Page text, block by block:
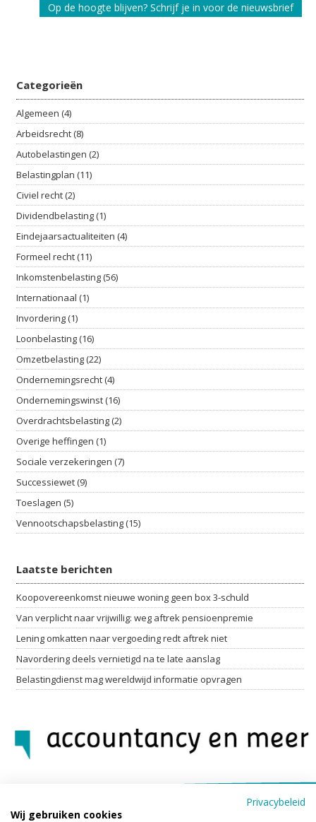
Op de hoogte blijven? Schrijf je in voor de nieuwsbrief
Categorieën
Algemeen (4)
Arbeidsrecht (8)
Autobelastingen (2)
Belastingplan (11)
Civiel recht (2)
Dividendbelasting (1)
Eindejaarsactualiteiten (4)
Formeel recht (11)
Inkomstenbelasting (56)
Internationaal (1)
Invordering (1)
Loonbelasting (16)
Omzetbelasting (22)
Ondernemingsrecht (4)
Ondernemingswinst (16)
Overdrachtsbelasting (2)
Overige heffingen (1)
Sociale verzekeringen (7)
Successiewet (9)
Toeslagen (5)
Vennootschapsbelasting (15)
Laatste berichten
Koopovereenkomst nieuwe woning geen box 3-schuld
Van verplicht naar vrijwillig: weg aftrek pensioenpremie
Lening omkatten naar vergoeding redt aftrek niet
Navordering deels vernietigd na te late aanslag
Belastingdienst mag wereldwijd informatie opvragen
Privacybeleid
Wij gebruiken cookies